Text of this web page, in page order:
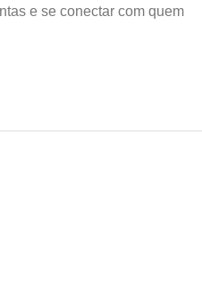
e se conectar com quem